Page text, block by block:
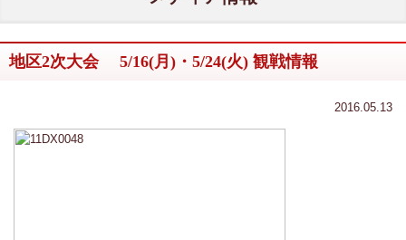
地区2次大会 5/16(月)・5/24(火) 観戦情報
2016.05.13